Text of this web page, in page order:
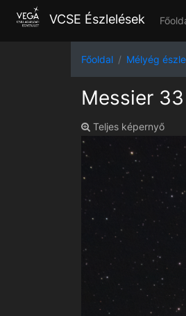
VCSE Észlelések
Főoldal Mélyég
Messier 33
Teljes képernyő